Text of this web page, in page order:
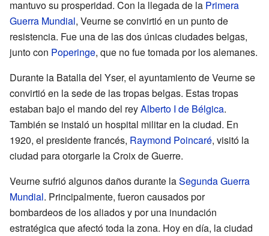
mantuvo su prosperidad. Con la llegada de la Primera
Guerra Mundial, Veurne se convirtió en un punto de
resistencia. Fue una de las dos únicas ciudades belgas,
junto con Poperinge, que no fue tomada por los alemanes.
Durante la Batalla del Yser, el ayuntamiento de Veurne se
convirtió en la sede de las tropas belgas. Estas tropas
estaban bajo el mando del reyAlberto I de Bélgica.
También se instaló un hospital militar en la ciudad. En
1920, el presidente francés, Raymond Poincaré, visitó la
ciudad para otorgarle la Croix de Guerre.
Veurne sufrió algunos daños durante laSegunda Guerra
Mundial. Principalmente, fueron causados por
bombardeos de los aliados y por una inundación
estratégica que afectó toda la zona. Hoy en día, la ciudad